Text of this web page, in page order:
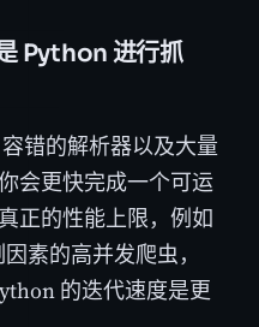
Python 进行抓
错的解析器以及大量
会更快完成一个可运
正的性能上限，例如
素的高并发爬虫，
的迭代速度是更